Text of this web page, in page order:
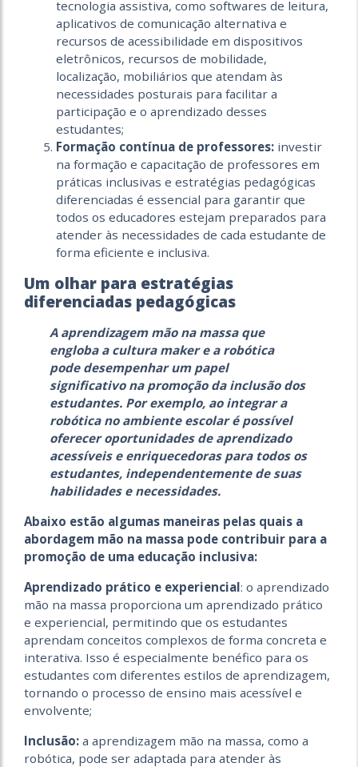
tecnologia assistiva, como softwares de leitura,
aplicativos de comunicação alternativa e
recursos de acessibilidade em dispositivos
eletrônicos, recursos de mobilidade,
localização, mobiliários que atendam às
necessidades posturais para facilitar a
participação e o aprendizado desses
estudantes;
Formação contínua de professores: investir
na formação e capacitação de professores em
práticas inclusivas e estratégias pedagógicas
diferenciadas é essencial para garantir que
todos os educadores estejam preparados para
atender às necessidades de cada estudante de
forma eficiente e inclusiva.
Um olhar para estratégias
diferenciadas pedagógicas
A aprendizagem mão na massa que
engloba a cultura maker e a robótica
pode desempenhar um papel
significativo na promoção da inclusão dos
estudantes. Por exemplo, ao integrar a
robótica no ambiente escolar é possível
oferecer oportunidades de aprendizado
acessíveis e enriquecedoras para todos os
estudantes, independentemente de suas
habilidades e necessidades.
Abaixo estão algumas maneiras pelas quais a
abordagem mão na massa pode contribuir para a
promoção de uma educação inclusiva:
Aprendizado prático e experiencial: o aprendizado
mão na massa proporciona um aprendizado prático
e experiencial, permitindo que os estudantes
aprendam conceitos complexos de forma concreta e
interativa. Isso é especialmente benéfico para os
estudantes com diferentes estilos de aprendizagem,
tornando o processo de ensino mais acessível e
envolvente;
Inclusão: a aprendizagem mão na massa, como a
robótica, pode ser adaptada para atender às